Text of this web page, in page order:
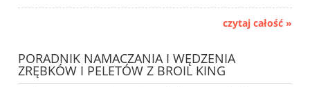
czytaj całość »
PORADNIK NAMACZANIA I WĘDZENIA
ZRĘBKÓW I PELETÓW Z BROIL KING